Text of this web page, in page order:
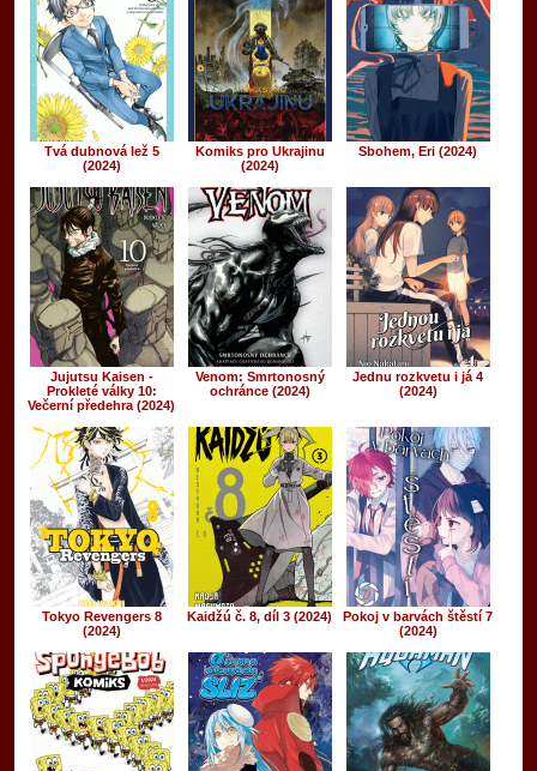
Tvá dubnová lež 5
(2024)
Komiks pro Ukrajinu
(2024)
Sbohem, Eri (2024)
Jujutsu Kaisen -
Prokleté války 10:
Večerní předehra (2024)
Venom: Smrtonosný
ochránce (2024)
Jednu rozkvetu i já 4
(2024)
Tokyo Revengers 8
(2024)
Kaidžú č. 8, díl 3 (2024)
Pokoj v barvách štěstí 7
(2024)